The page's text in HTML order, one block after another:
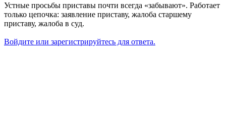
Устные просьбы приставы почти всегда «забывают». Работает
только цепочка: заявление приставу, жалоба старшему
приставу, жалоба в суд.
Войдите или зарегистрируйтесь для ответа.